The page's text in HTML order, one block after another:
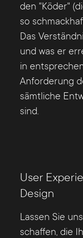
den "Köder"
so
Das
und was er
in
Anforderung
sämtliche
sind.
User
Design
Lassen Sie
schaffen, die